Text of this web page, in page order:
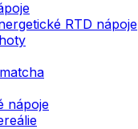
RTD nápoje
nápoje